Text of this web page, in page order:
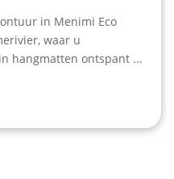
in Menimi Eco
waar u
hangmatten ontspant ...